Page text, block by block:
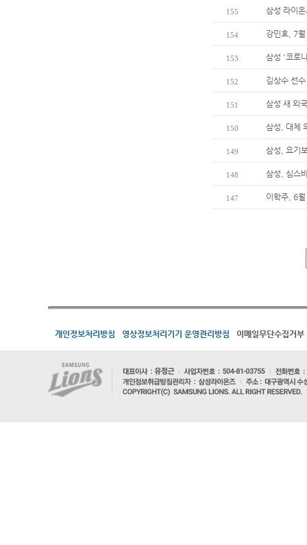
155 삼성 라이
154 강민호, 7
153 삼성 '코로
152 김상수 선
151 삼성 새 외
150 삼성, 대체
149 삼성, 요기
148 삼성, 심스
147 이학주, 6
개인정보처리방침 영상정보처리기기 운영관리방침 이메일무단수집거부